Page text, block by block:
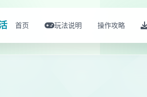
首页 玩法说明 操作攻略